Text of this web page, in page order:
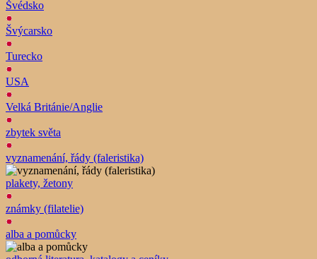
Švédsko
Švýcarsko
Turecko
USA
Velká Británie/Anglie
zbytek světa
vyznamenání, řády (faleristika)
plakety, žetony
známky (filatelie)
alba a pomůcky